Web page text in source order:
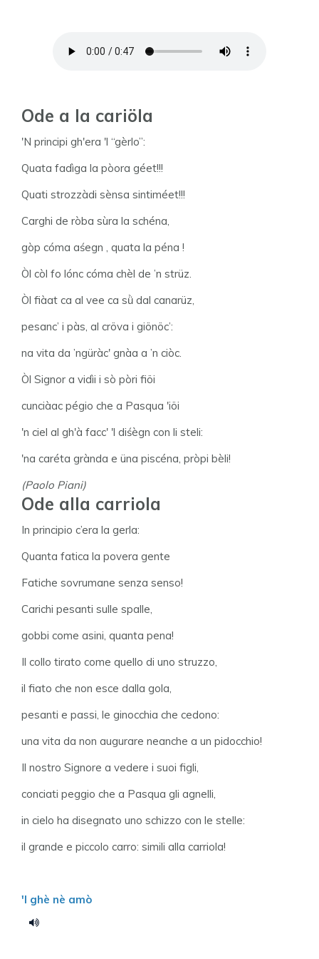
Ode a la cariöla
'N principi gh'era 'l “gèrlo”:
Quata fadìga la pòora géet!!!
Quati strozzàdi sènsa sintiméet!!!
Carghi de ròba sùra la schéna,
gòp cóma aśegn , quata la péna !
Òl còl fo lónc cóma chèl de ’n strüz.
Òl fiàat ca al vee ca sǜ dal canarüz,
pesanc’ i pàs, al cröva i giönöc’:
na vita da ’ngüràc' gnàa a ’n ciòc.
Òl Signor a vidìi i sò pòri fiöi
cunciàac pégio che a Pasqua 'iöi
'n ciel al gh'à facc' 'l diśègn con li steli:
'na caréta grànda e üna piscéna, pròpi bèli!
(Paolo Piani)
Ode alla carriola
In principio c’era la gerla:
Quanta fatica la povera gente
Fatiche sovrumane senza senso!
Carichi pesanti sulle spalle,
gobbi come asini, quanta pena!
Il collo tirato come quello di uno struzzo,
il fiato che non esce dalla gola,
pesanti e passi, le ginocchia che cedono:
una vita da non augurare neanche a un pidocchio!
Il nostro Signore a vedere i suoi figli,
conciati peggio che a Pasqua gli agnelli,
in cielo ha disegnato uno schizzo con le stelle:
il grande e piccolo carro: simili alla carriola!
'l ghè nè amò